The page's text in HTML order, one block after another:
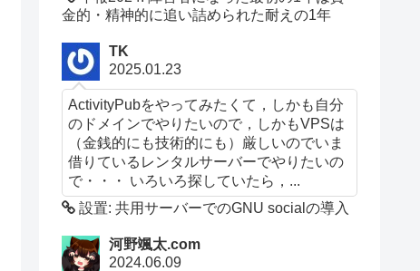
金的・精神的に追い詰められた耐えの1年
TK
2025.01.23
ActivityPubをやってみたくて，しかも自分
のドメインでやりたいので，しかもVPSは
（金銭的にも技術的にも）厳しいのでいま
借りているレンタルサーバーでやりたいの
で・・・ いろいろ探していたら，...
設置: 共用サーバーでのGNU socialの導入
河野颯太.com
2024.06.09